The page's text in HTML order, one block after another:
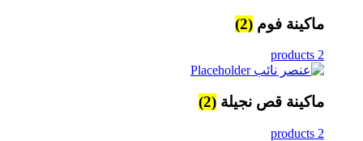
ماكينة فوم (2)
2 products
ماكينة قص نجيلة (2)
2 products